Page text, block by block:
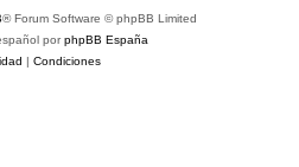
® Forum Software © phpBB Limited
porphpBB España
| Condiciones